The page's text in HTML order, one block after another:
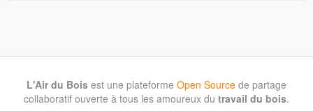
L'Air du Bois est une plateforme Open Source de partage
collaboratif ouverte à tous les amoureux du travail du bois.